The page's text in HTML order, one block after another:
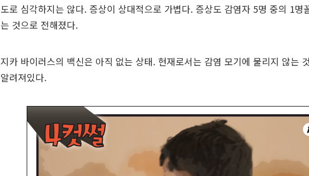
도로 심각하지는 않다. 증상이 상대적으로 가볍다. 증상도 감염자 5명 중의 1명
는 것으로 전해졌다.
지카 바이러스의 백신은 아직 없는 상태. 현재로서는 감염 모기에 물리지 않는
알려져있다.